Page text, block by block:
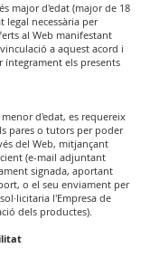
major d'edat (major de 18
legal necessària per
al Web manifestant
a aquest acord i
íntegrament els presents
d'edat, es requereix
pares o tutors per poder
del Web, mitjançant
(e-mail adjuntant
signada, aportant
o el seu enviament per
l'Empresa de
dels productes).